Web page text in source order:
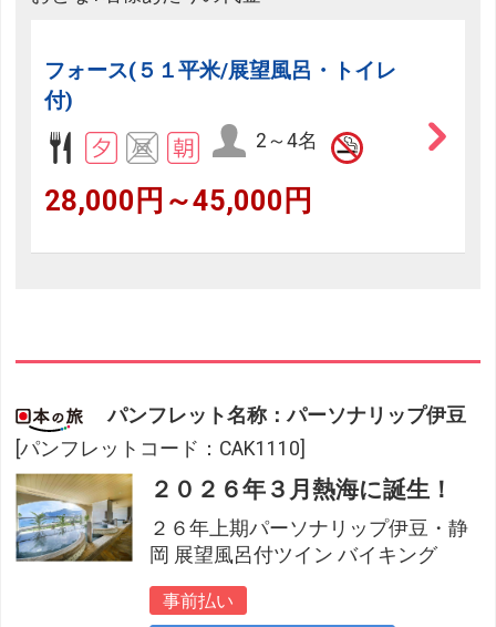
フォース(５１平米/展望風呂・トイレ
付)
2～4名
28,000円～45,000円
パンフレット名称：パーソナリップ伊豆
[パンフレットコード：CAK1110]
２０２６年３月熱海に誕生！
２６年上期パーソナリップ伊豆・静
岡 展望風呂付ツイン バイキング
事前払い